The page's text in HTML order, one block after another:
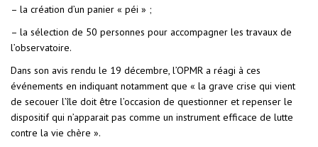
– la création d’un panier « péi » ;
– la sélection de 50 personnes pour accompagner les travaux de
l’observatoire.
Dans son avis rendu le 19 décembre, l’OPMR a réagi à ces
événements en indiquant notamment que « la grave crise qui vient
de secouer l’île doit être l’occasion de questionner et repenser le
dispositif qui n’apparait pas comme un instrument efficace de lutte
contre la vie chère ».